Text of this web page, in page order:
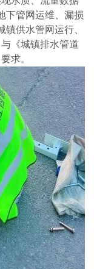
下管网运维、漏损
供水管网运行、
《城镇排水管道
求。